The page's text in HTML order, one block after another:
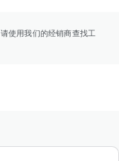
使用我们的经销商查找工